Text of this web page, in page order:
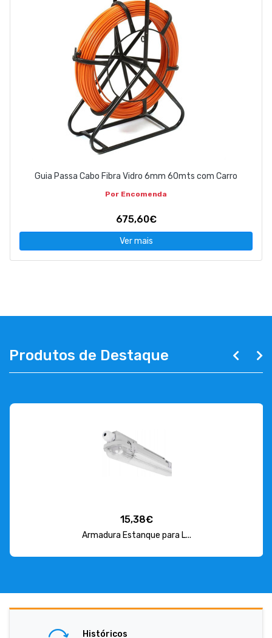
Guia Passa Cabo Fibra Vidro 6mm 60mts com Carro
Por Encomenda
675,60€
Ver mais
Produtos de Destaque
15,38€
Armadura Estanque para L...
Históricos